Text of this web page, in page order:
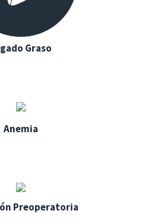
Graso
Anemia
Preoperatoria